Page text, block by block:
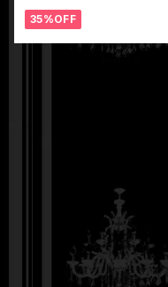
35%OFF